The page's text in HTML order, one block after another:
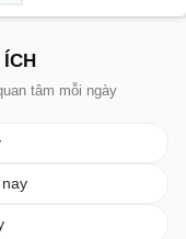
tâm mỗi ngày